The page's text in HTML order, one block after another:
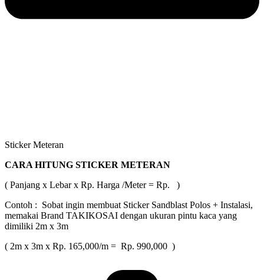
Sticker Meteran
CARA HITUNG STICKER METERAN
( Panjang x Lebar x Rp. Harga /Meter = Rp. )
Contoh : Sobat ingin membuat Sticker Sandblast Polos + Instalasi,
memakai Brand TAKIKOSAI dengan ukuran pintu kaca yang
dimiliki 2m x 3m
( 2m x 3m x Rp. 165,000/m = Rp. 990,000 )